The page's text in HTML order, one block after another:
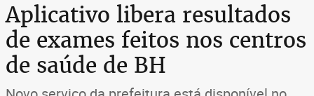
Aplicativo libera resultados
de exames feitos nos centros
de saúde de BH